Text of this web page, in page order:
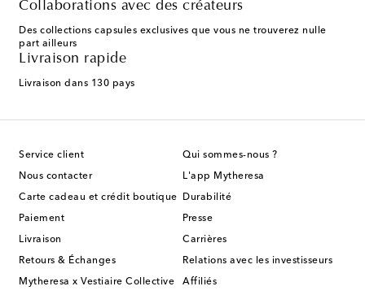
Collaborations avec des créateurs
Des collections capsules exclusives que vous ne trouverez nulle
part ailleurs
Livraison rapide
Livraison dans 130 pays
Service client
Nous contacter
Carte cadeau et crédit boutique
Paiement
Livraison
Retours & Échanges
Mytheresa x Vestiaire Collective
Qui sommes-nous ?
L'app Mytheresa
Durabilité
Presse
Carrières
Relations avec les investisseurs
Affiliés